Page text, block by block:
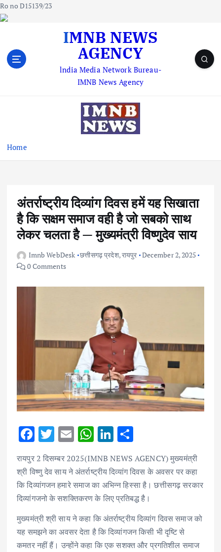
Ro no D15139/23
IMNB NEWS
AGENCY
lndia Media Network Bureau-
IMNB News Agency
Home
अंतर्राष्ट्रीय दिव्यांग दिवस हमें यह सिखाता
है कि सक्षम समाज वही है जो सबको साथ
लेकर चलता है — मुख्यमंत्री विष्णुदेव साय
Imnb WebDesk छत्तीसगढ़ प्रदेश,रायपुर December 2, 2025
0 Comments
F
ac
e
b
o
o
k
T
it
te
r
E
m
ai
l
W
at
s
A
p
p
Li
k
e
dI
n
ar
e
रायपुर 2 दिसम्बर 2025(IMNB NEWS AGENCY) मुख्यमंत्री
श्री विष्णु देव साय ने अंतर्राष्ट्रीय दिव्यांग दिवस के अवसर पर कहा
कि दिव्यांगजन हमारे समाज का अभिन्न हिस्सा है। छत्तीसगढ़ सरकार
दिव्यांगजनो के सशक्तिकरण के लिए प्रतिबद्ध है।
मुख्यमंत्री श्री साय ने कहा कि अंतर्राष्ट्रीय दिव्यांग दिवस समाज को
यह समझने का अवसर देता है कि दिव्यांगजन किसी भी दृष्टि से
कमतर नहीं हैं। उन्होंने कहा कि एक सशक्त और प्रगतिशील समाज